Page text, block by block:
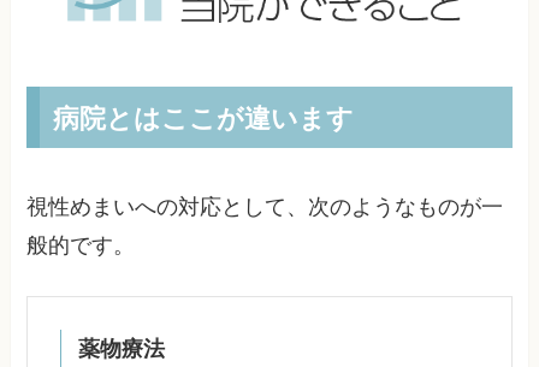
病院とはここが違います
視性めまいへの対応として、次のようなものが一
般的です。
薬物療法